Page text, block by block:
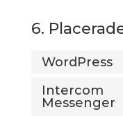
6.
WordPress
Intercom
Messenger